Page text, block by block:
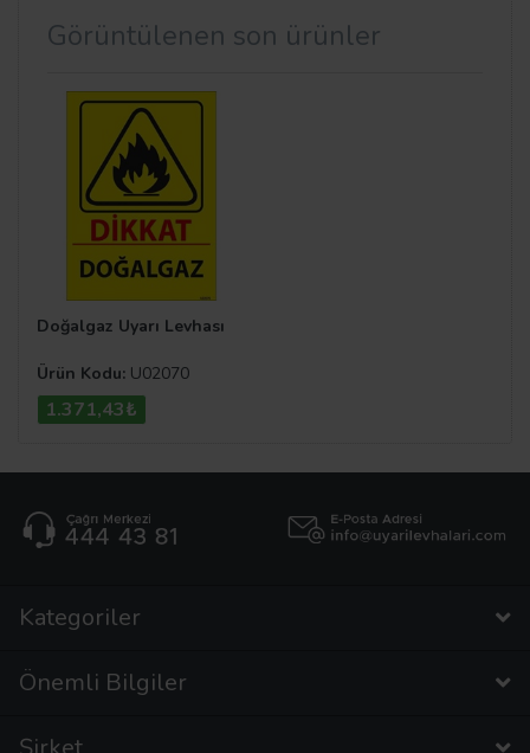
Görüntülenen son ürünler
Doğalgaz Uyarı Levhası
Ürün Kodu: U02070
1.371,43₺
Kategoriler
Önemli Bilgiler